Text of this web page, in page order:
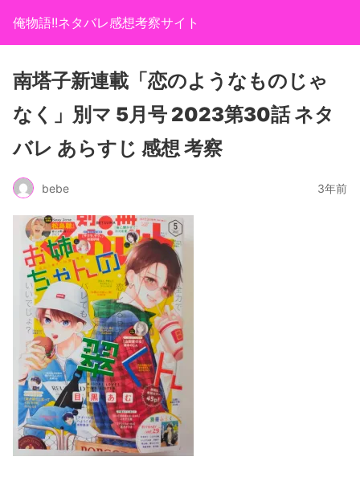
俺物語!!ネタバレ感想考察サイト
南塔子新連載「恋のようなものじゃ
なく」別マ 5月号 2023第30話 ネタ
バレ あらすじ 感想 考察
bebe 3年前